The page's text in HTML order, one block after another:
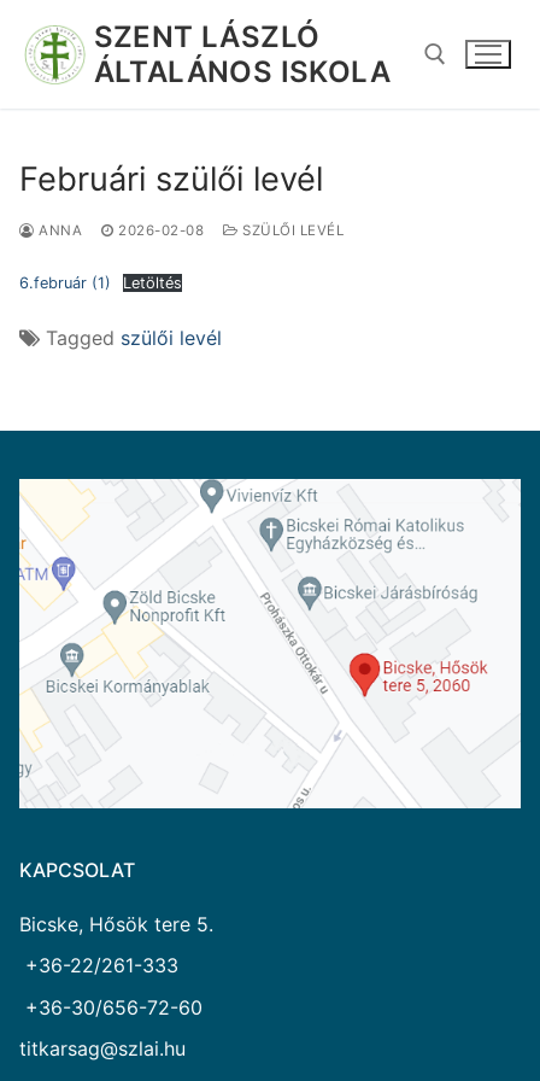
SZENT LÁSZLÓ
ÁLTALÁNOS ISKOLA
Februári szülői levél
ANNA 2026-02-08 SZÜLŐI LEVÉL
6.február (1) Letöltés
Tagged szülői levél
KAPCSOLAT
Bicske, Hősök tere 5.
+36-22/261-333
+36-30/656-72-60
titkarsag@szlai.hu